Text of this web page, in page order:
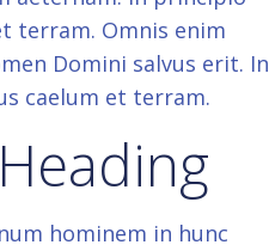
terram. Omnis enim
Domini salvus erit. In
caelum et terram.
hominem in hunc